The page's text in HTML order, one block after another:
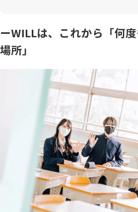
ーWILLは、これから「何
場所」